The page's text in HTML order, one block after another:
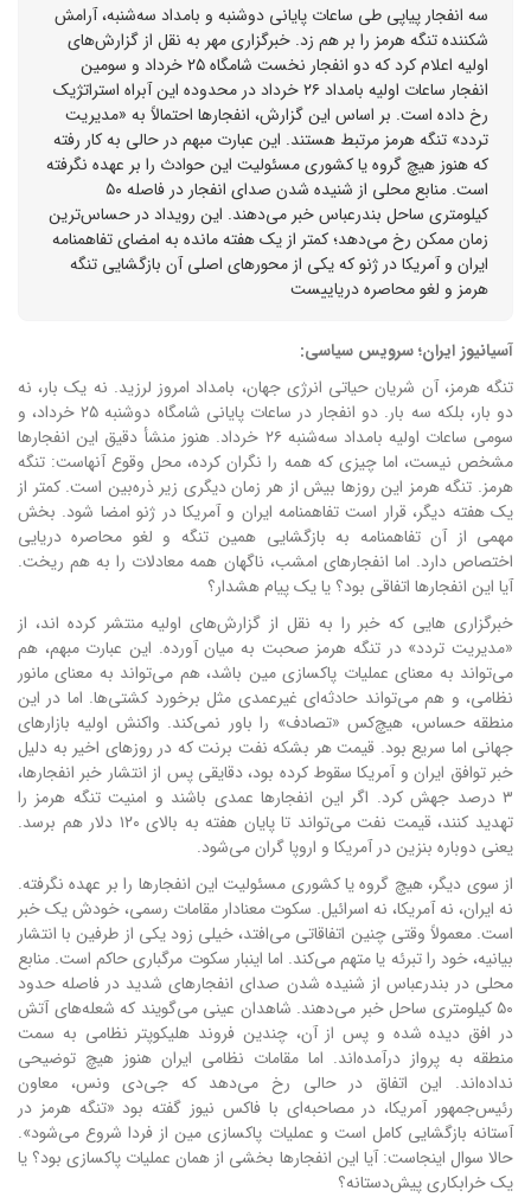
سه انفجار پیاپی طی ساعات پایانی دوشنبه و بامداد سه‌شنبه، آرامش
شکننده تنگه هرمز را بر هم زد. خبرگزاری مهر به نقل از گزارش‌های
اولیه اعلام کرد که دو انفجار نخست شامگاه ۲۵ خرداد و سومین
انفجار ساعات اولیه بامداد ۲۶ خرداد در محدوده این آبراه استراتژیک
رخ داده است. بر اساس این گزارش، انفجارها احتمالاً به «مدیریت
تردد» تنگه هرمز مرتبط هستند. این عبارت مبهم در حالی به کار رفته
که هنوز هیچ گروه یا کشوری مسئولیت این حوادث را بر عهده نگرفته
است. منابع محلی از شنیده شدن صدای انفجار در فاصله ۵۰
کیلومتری ساحل بندرعباس خبر می‌دهند. این رویداد در حساس‌ترین
زمان ممکن رخ می‌دهد؛ کمتر از یک هفته مانده به امضای تفاهمنامه
ایران و آمریکا در ژنو که یکی از محورهای اصلی آن بازگشایی تنگه
هرمز و لغو محاصره دریاییست
آسیانیوز ایران؛ سرویس سیاسی:
تنگه هرمز، آن شریان حیاتی انرژی جهان، بامداد امروز لرزید. نه یک بار، نه
دو بار، بلکه سه بار. دو انفجار در ساعات پایانی شامگاه دوشنبه ۲۵ خرداد، و
سومی ساعات اولیه بامداد سه‌شنبه ۲۶ خرداد. هنوز منشأ دقیق این انفجارها
مشخص نیست، اما چیزی که همه را نگران کرده، محل وقوع آنهاست: تنگه
هرمز. تنگه هرمز این روزها بیش از هر زمان دیگری زیر ذره‌بین است. کمتر از
یک هفته دیگر، قرار است تفاهمنامه ایران و آمریکا در ژنو امضا شود. بخش
مهمی از آن تفاهمنامه به بازگشایی همین تنگه و لغو محاصره دریایی
اختصاص دارد. اما انفجارهای امشب، ناگهان همه معادلات را به هم ریخت.
آیا این انفجارها اتفاقی بود؟ یا یک پیام هشدار؟
خبرگزاری هایی که خبر را به نقل از گزارش‌های اولیه منتشر کرده اند، از
«مدیریت تردد» در تنگه هرمز صحبت به میان آورده. این عبارت مبهم، هم
می‌تواند به معنای عملیات پاکسازی مین باشد، هم می‌تواند به معنای مانور
نظامی، و هم می‌تواند حادثه‌ای غیرعمدی مثل برخورد کشتی‌ها. اما در این
منطقه حساس، هیچ‌کس «تصادف» را باور نمی‌کند. واکنش اولیه بازارهای
جهانی اما سریع بود. قیمت هر بشکه نفت برنت که در روزهای اخیر به دلیل
خبر توافق ایران و آمریکا سقوط کرده بود، دقایقی پس از انتشار خبر انفجارها،
۳ درصد جهش کرد. اگر این انفجارها عمدی باشند و امنیت تنگه هرمز را
تهدید کنند، قیمت نفت می‌تواند تا پایان هفته به بالای ۱۲۰ دلار هم برسد.
یعنی دوباره بنزین در آمریکا و اروپا گران می‌شود.
از سوی دیگر، هیچ گروه یا کشوری مسئولیت این انفجارها را بر عهده نگرفته.
نه ایران، نه آمریکا، نه اسرائیل. سکوت معنادار مقامات رسمی، خودش یک خبر
است. معمولاً وقتی چنین اتفاقاتی می‌افتد، خیلی زود یکی از طرفین با انتشار
بیانیه، خود را تبرئه یا متهم می‌کند. اما اینبار سکوت مرگباری حاکم است. منابع
محلی در بندرعباس از شنیده شدن صدای انفجارهای شدید در فاصله حدود
۵۰ کیلومتری ساحل خبر می‌دهند. شاهدان عینی می‌گویند که شعله‌های آتش
در افق دیده شده و پس از آن، چندین فروند هلیکوپتر نظامی به سمت
منطقه به پرواز درآمده‌اند. اما مقامات نظامی ایران هنوز هیچ توضیحی
نداده‌اند. این اتفاق در حالی رخ می‌دهد که جی‌دی ونس، معاون
رئیس‌جمهور آمریکا، در مصاحبه‌ای با فاکس نیوز گفته بود «تنگه هرمز در
آستانه بازگشایی کامل است و عملیات پاکسازی مین از فردا شروع می‌شود».
حالا سوال اینجاست: آیا این انفجارها بخشی از همان عملیات پاکسازی بود؟ یا
یک خرابکاری پیش‌دستانه؟